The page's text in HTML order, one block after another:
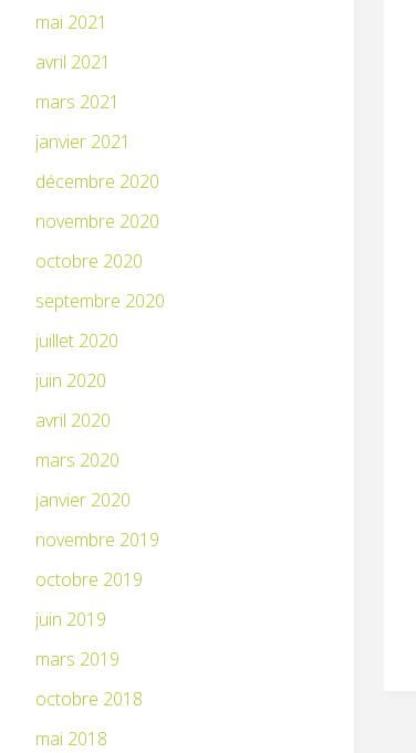
mai 2021
avril 2021
mars 2021
janvier 2021
décembre 2020
novembre 2020
octobre 2020
septembre 2020
juillet 2020
juin 2020
avril 2020
mars 2020
janvier 2020
novembre 2019
octobre 2019
juin 2019
mars 2019
octobre 2018
mai 2018